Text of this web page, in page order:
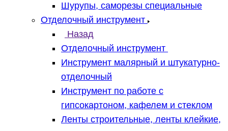
Шурупы, саморезы специальные
Отделочный инструмент
Назад
Отделочный инструмент
Инструмент малярный и штукатурно-
отделочный
Инструмент по работе с
гипсокартоном, кафелем и стеклом
Ленты строительные, ленты клейкие,